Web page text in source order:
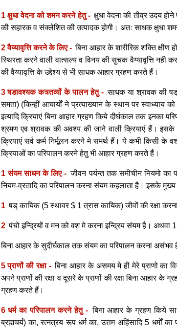
1 क्षुधा वेदना को शमन करने हेतु - क्षुधा वेदना की तीव्र उदय
की सहारक व संक्लेशित की उत्पादक होगी। अतः साधक क्षुधा
2 वैय्यावृत्ति करने के लिए - बिना आहार के शारीरिक शक्ति
स्थिरता करने वाली वात्सल्य व विनय की सुचक वैय्यावृत्ति
की वैय्यावृत्ति के उद्देश्य से भी साधक आहार ग्रहण करते हैं।
3 षडावश्यक कत्र्तव्यों के पालन हेतु - साधक या श्रावक की षड्
समता) (किन्हीं आचार्यों ने प्रत्याख्यान के स्थान पर
इत्यादि क्रियाएं बिना आहार ग्रहण किये दीर्घकाल तक इनका
श्रमण एव श्रावक की अवश्य की जाने वाली क्रियाएं हैं।
क्रियाएं सर्व कर्म निर्मूलन करने मे समर्थ हैं। ये कभी किसी के
क्रियाओं का परिपालन करने हेतु भी आहार ग्रहण करते हैं।
1 संयम साधन के लिए - जीवन पर्यन्त तक समीचीन नियमो
नियम-व्रतादि का परिपालन करना संयम कहलाता है। इसके
1 षड् कायिक (5 स्थावर $ 1 त्रास कायिक) जीवों की रक्षा
2 पंचो इन्द्रियों व मन को वश मे करना इन्द्रिय संयम है। अथवा
बिना आहार के सुदीर्घकाल तक संयम का परिपालन करना
5 प्राणों की रक्षा - बिना आहार के असमय मे ही मेरे प्राणो का
अपने प्राणों की रक्षा व दूसरे के प्राणों की रक्षा बिना आहार
ग्रहण करते हैं।
6 धर्म का परिपालन करने हेतु - बिना आहार के ग्रहण किये
ब्रह्मचर्य) का, रत्नत्रय रूप धर्म का, उत्तम अहिंसादि 5